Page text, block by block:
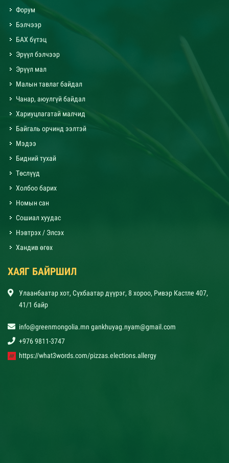
Форум
Бэлчээр
БАХ бүтэц
Эрүүл бэлчээр
Эрүүл мал
Малын тавлаг байдал
Чанар, аюулгүй байдал
Хариуцлагатай малчид
Байгаль орчинд ээлтэй
Мэдээ
Бидний тухай
Төслүүд
Холбоо барих
Номын сан
Сошиал хуудас
Нэвтрэх / Элсэх
Хандив өгөх
ХАЯГ БАЙРШИЛ
Улаанбаатар хот, Сүхбаатар дүүрэг, 8 хороо, Ривэр Кастле 407,
41/1 байр
info@greenmongolia.mn gankhuyag.nyam@gmail.com
+976 9811-3747
https://what3words.com/pizzas.elections.allergy